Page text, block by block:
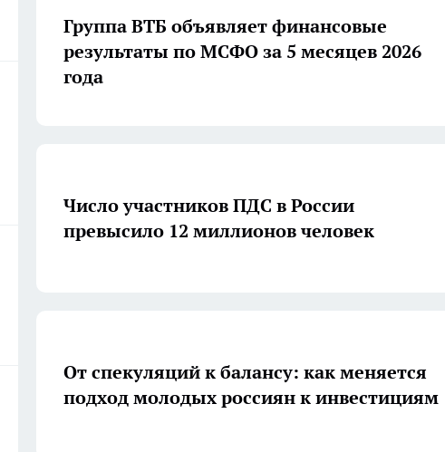
Группа ВТБ объявляет финансовые
результаты по МСФО за 5 месяцев 2026
года
Число участников ПДС в России
превысило 12 миллионов человек
От спекуляций к балансу: как меняется
подход молодых россиян к инвестициям